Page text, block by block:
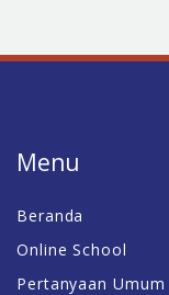
Menu
Beranda
Online School
Pertanyaan Umum